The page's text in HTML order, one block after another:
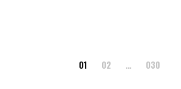
POSTS
01 02 … 030